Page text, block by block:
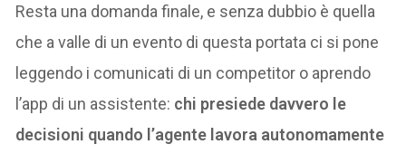
Resta una domanda finale, e senza dubbio è quella
che a valle di un evento di questa portata ci si pone
leggendo i comunicati di un competitor o aprendo
l’app di un assistente: chi presiede davvero le
decisioni quando l’agente lavora autonomamente